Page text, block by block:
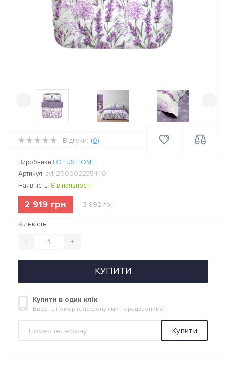
Відгуки: (0)
Виробники LOTUS HOME
Артикул: svt-2000022354110
Наявність: Є в наявності
2 919 грн 3 892 грн
Кількість:
- +
КУПИТИ
Купити в один клік
Введіть номер телефону і ми передзвонимо
Купити